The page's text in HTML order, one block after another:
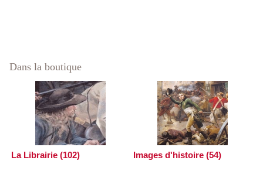
Dans la boutique
La Librairie (102) Images d'histoire (54)